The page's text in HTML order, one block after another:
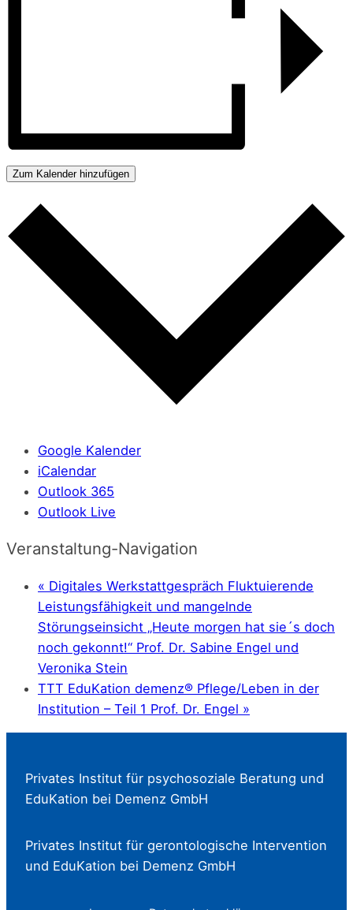
Zum Kalender hinzufügen
Google Kalender
iCalendar
Outlook 365
Outlook Live
Veranstaltung-Navigation
« Digitales Werkstattgespräch Fluktuierende
Leistungsfähigkeit und mangelnde
Störungseinsicht „Heute morgen hat sie´s doch
noch gekonnt!“ Prof. Dr. Sabine Engel und
Veronika Stein
TTT EduKation demenz® Pflege/Leben in der
Institution – Teil 1 Prof. Dr. Engel »
Privates Institut für psychosoziale Beratung und
EduKation bei Demenz GmbH
Privates Institut für gerontologische Intervention
und EduKation bei Demenz GmbH